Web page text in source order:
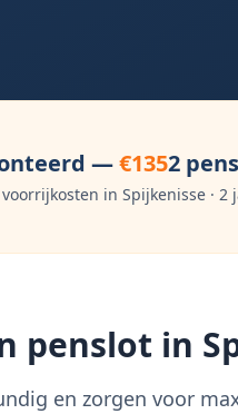
—€1352
in Spijkenisse · 2
penslot in
en zorgen voor